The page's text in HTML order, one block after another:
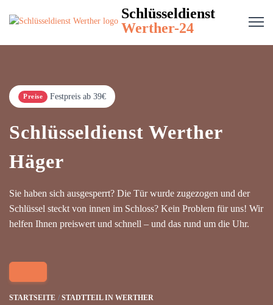
Schlüsseldienst
Werther-24
Preise Festpreis ab 39€
Schlüsseldienst Werther
Häger
Sie haben sich ausgesperrt? Die Tür wurde zugezogen und der
Schlüssel steckt von innen im Schloss? Kein Problem für uns! Wir
helfen Ihnen preiswert und schnell – und das rund um die Uhr.
STARTSEITE
STADTTEIL IN WERTHER